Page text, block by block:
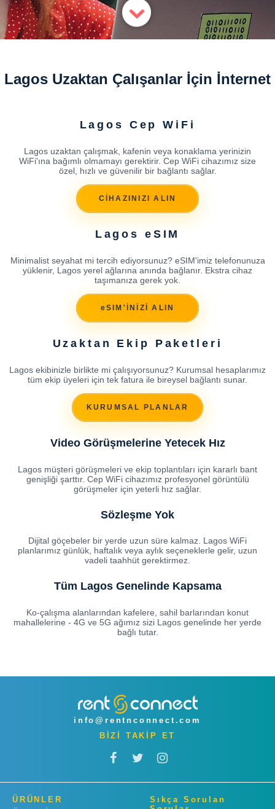
Lagos Uzaktan Çalışanlar İçin İnternet
Lagos Cep WiFi
Lagos uzaktan çalışmak, kafenin veya konaklama yerinizin
WiFi'ına bağımlı olmamayı gerektirir. Cep WiFi cihazımız size
özel, hızlı ve güvenilir bir bağlantı sağlar.
CİHAZINIZI ALIN
Lagos eSIM
Minimalist seyahat mi tercih ediyorsunuz? eSIM'imiz telefonunuza
yüklenir, Lagos yerel ağlarına anında bağlanır. Ekstra cihaz
taşımanıza gerek yok.
eSIM'İNİZİ ALIN
Uzaktan Ekip Paketleri
Lagos ekibinizle birlikte mi çalışıyorsunuz? Kurumsal hesaplarımız
tüm ekip üyeleri için tek fatura ile bireysel bağlantı sunar.
KURUMSAL PLANLAR
Video Görüşmelerine Yetecek Hız
Lagos müşteri görüşmeleri ve ekip toplantıları için kararlı bant
genişliği şarttır. Cep WiFi cihazımız profesyonel görüntülü
görüşmeler için yeterli hız sağlar.
Sözleşme Yok
Dijital göçebeler bir yerde uzun süre kalmaz. Lagos WiFi
planlarımız günlük, haftalık veya aylık seçeneklerle gelir, uzun
vadeli taahhüt gerektirmez.
Tüm Lagos Genelinde Kapsama
Ko-çalışma alanlarından kafelere, sahil barlarından konut
mahallelerine - 4G ve 5G ağımız sizi Lagos genelinde her yerde
bağlı tutar.
info@rentnconnect.com
BİZİ TAKİP ET
ÜRÜNLER
Sıkça Sorulan